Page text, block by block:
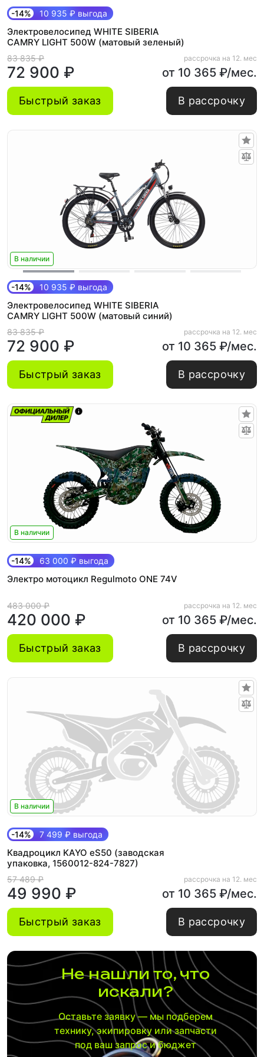
-14% 10 935 ₽ выгода
Электровелосипед WHITE SIBERIA
CAMRY LIGHT 500W (матовый зеленый)
83 835 ₽
72 900 ₽
рассрочка на 12. мес
от 10 365 ₽/мес.
Быстрый заказ В рассрочку
В наличии
-14% 10 935 ₽ выгода
Электровелосипед WHITE SIBERIA
CAMRY LIGHT 500W (матовый синий)
83 835 ₽
72 900 ₽
рассрочка на 12. мес
от 10 365 ₽/мес.
Быстрый заказ В рассрочку
В наличии
-14% 63 000 ₽ выгода
Электро мотоцикл Regulmoto ONE 74V
483 000 ₽
420 000 ₽
рассрочка на 12. мес
от 10 365 ₽/мес.
Быстрый заказ В рассрочку
В наличии
-14% 7 499 ₽ выгода
Квадроцикл KAYO eS50 (заводская
упаковка, 1560012-824-7827)
57 489 ₽
49 990 ₽
рассрочка на 12. мес
от 10 365 ₽/мес.
Быстрый заказ В рассрочку
Не нашли то, что
искали?
Оставьте заявку — мы подберем
технику, экипировку или запчасти
под ваш запрос и бюджет